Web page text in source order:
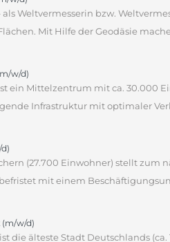
Weltvermesserin bzw.
Mit Hilfe der Geodäsie
w/d)
ein Mittelzentrum mit ca. 30.000
Infrastruktur mit optimaler
(27.700 Einwohner) stellt
mit einem
(m/w/d)
die älteste Stadt Deutschlands